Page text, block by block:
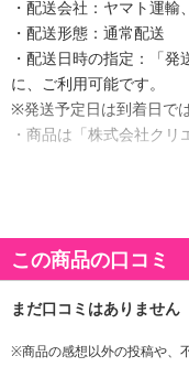
・配送会社：ヤマト運輸
・配送形態：通常配送
・配送日時の指定：「
に、ご利用可能です。
※発送予定日は到着日で
・商品は「株式会社クリ
この商品の口コミ
※商品の感想以外の投稿や、